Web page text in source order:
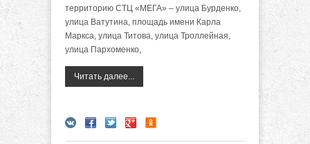
территорию СТЦ «МЕГА» – улица Бурденко,
улица Ватутина, площадь имени Карла
Маркса, улица Титова, улица Троллейная,
улица Пархоменко,
Читать далее...